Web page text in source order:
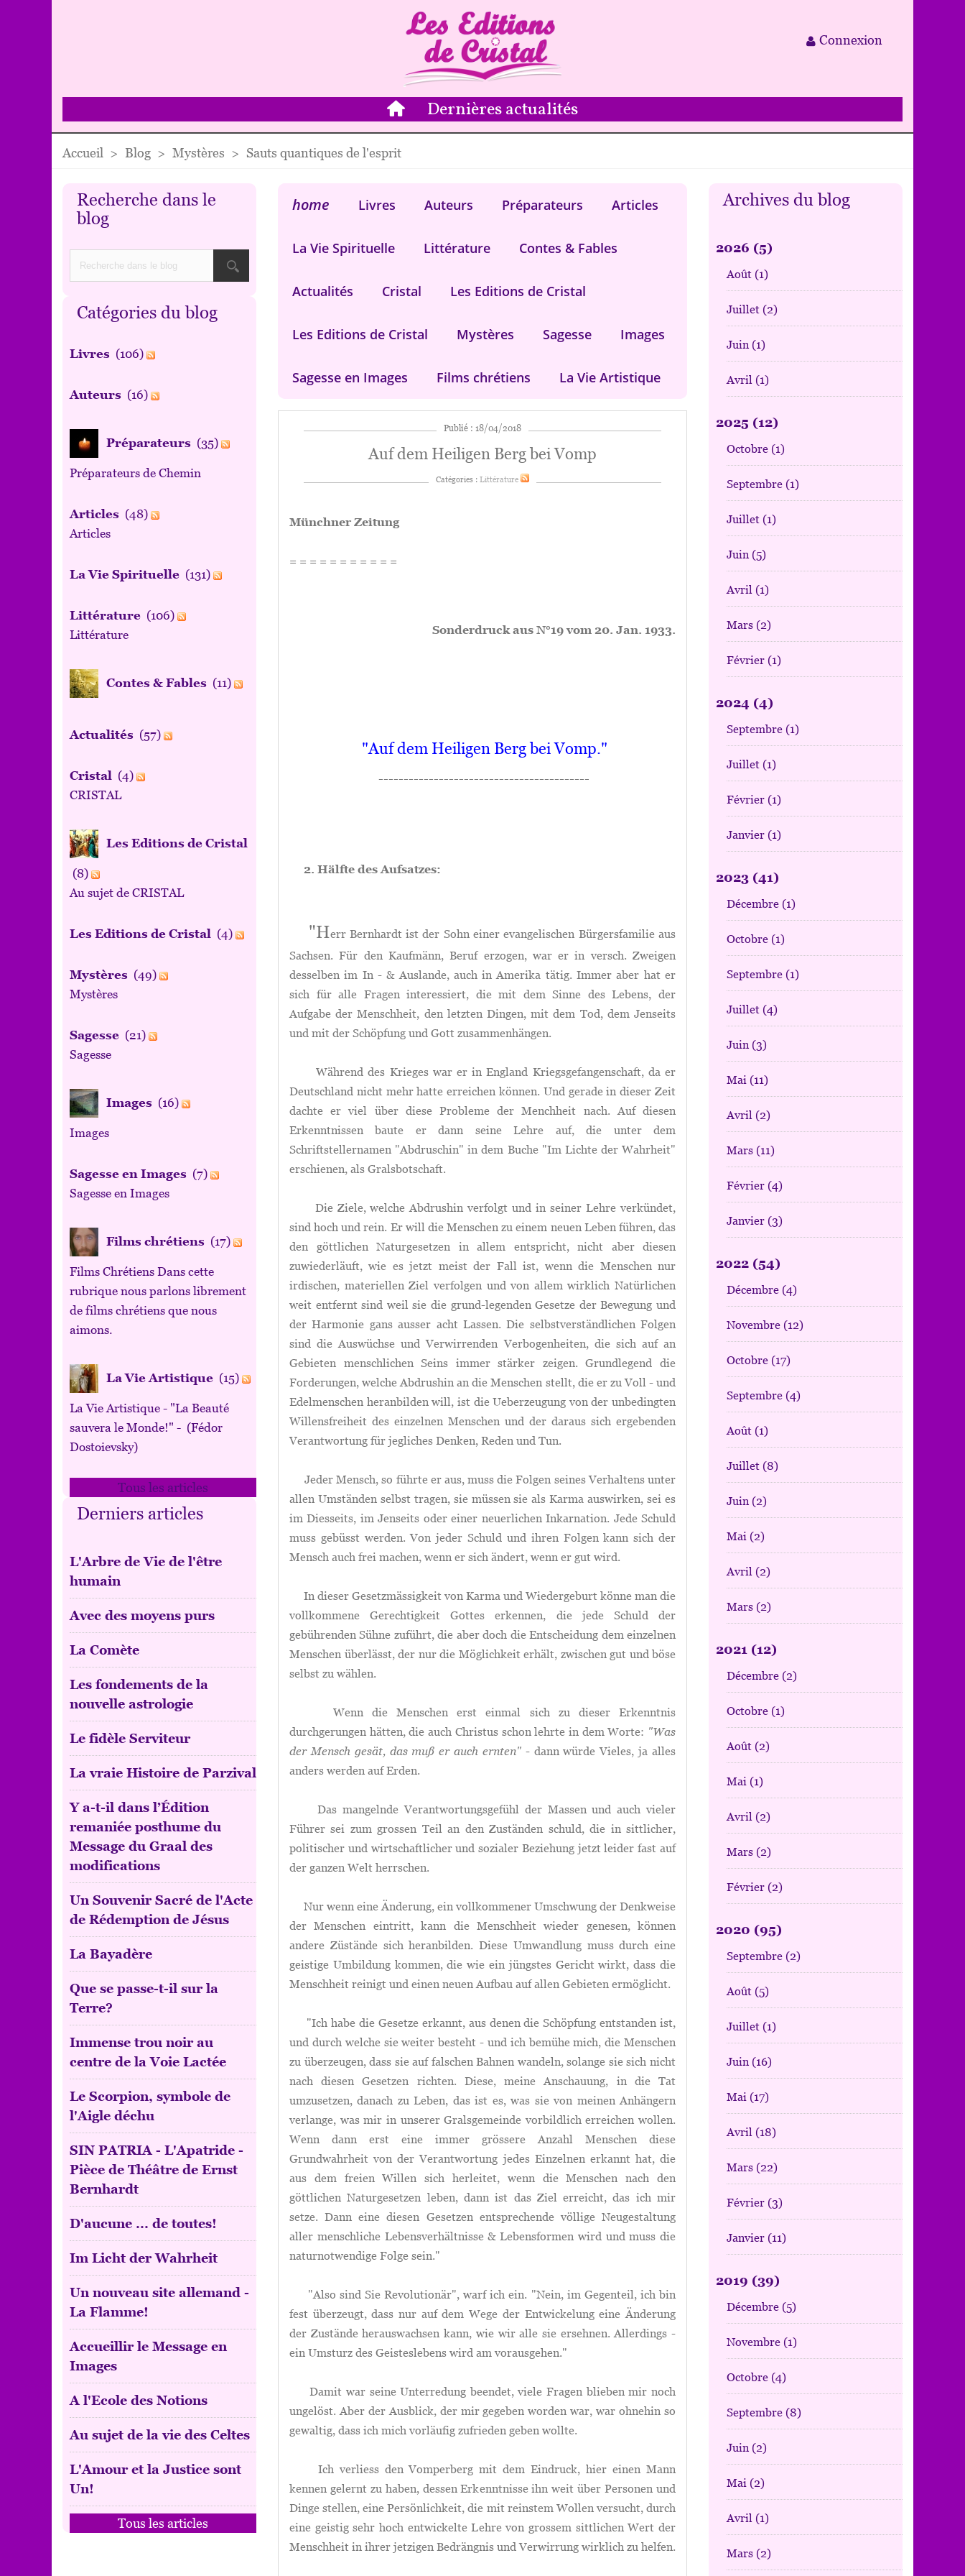
Connexion
Dernières actualités
Accueil > Blog > Mystères > Sauts quantiques de l'esprit
Recherche dans le
blog
Catégories du blog
Livres (106)
Auteurs (16)
Préparateurs (35)
Préparateurs de Chemin
Articles (48)
Articles
La Vie Spirituelle (131)
Littérature (106)
Littérature
Contes & Fables (11)
Actualités (57)
Cristal (4)
CRISTAL
Les Editions de Cristal
(8)
Au sujet de CRISTAL
Les Editions de Cristal (4)
Mystères (49)
Mystères
Sagesse (21)
Sagesse
Images (16)
Images
Sagesse en Images (7)
Sagesse en Images
Films chrétiens (17)
Films Chrétiens Dans cette
rubrique nous parlons librement
de films chrétiens que nous
aimons.
La Vie Artistique (15)
La Vie Artistique - "La Beauté
sauvera le Monde!" - (Fédor
Dostoievsky)
Tous les articles
Derniers articles
L'Arbre de Vie de l'être
humain
Avec des moyens purs
La Comète
Les fondements de la
nouvelle astrologie
Le fidèle Serviteur
La vraie Histoire de Parzival
Y a-t-il dans l’Édition
remaniée posthume du
Message du Graal des
modifications
Un Souvenir Sacré de l'Acte
de Rédemption de Jésus
La Bayadère
Que se passe-t-il sur la
Terre?
Immense trou noir au
centre de la Voie Lactée
Le Scorpion, symbole de
l'Aigle déchu
SIN PATRIA - L'Apatride -
Pièce de Théâtre de Ernst
Bernhardt
D'aucune ... de toutes!
Im Licht der Wahrheit
Un nouveau site allemand -
La Flamme!
Accueillir le Message en
Images
A l'Ecole des Notions
Au sujet de la vie des Celtes
L'Amour et la Justice sont
Un!
Tous les articles
Archives du blog
2026 (5)
Août (1)
Juillet (2)
Juin (1)
Avril (1)
2025 (12)
Octobre (1)
Septembre (1)
Juillet (1)
Juin (5)
Avril (1)
Mars (2)
Février (1)
2024 (4)
Septembre (1)
Juillet (1)
Février (1)
Janvier (1)
2023 (41)
Décembre (1)
Octobre (1)
Septembre (1)
Juillet (4)
Juin (3)
Mai (11)
Avril (2)
Mars (11)
Février (4)
Janvier (3)
2022 (54)
Décembre (4)
Novembre (12)
Octobre (17)
Septembre (4)
Août (1)
Juillet (8)
Juin (2)
Mai (2)
Avril (2)
Mars (2)
2021 (12)
Décembre (2)
Octobre (1)
Août (2)
Mai (1)
Avril (2)
Mars (2)
Février (2)
2020 (95)
Septembre (2)
Août (5)
Juillet (1)
Juin (16)
Mai (17)
Avril (18)
Mars (22)
Février (3)
Janvier (11)
2019 (39)
Décembre (5)
Novembre (1)
Octobre (4)
Septembre (8)
Juin (2)
Mai (2)
Avril (1)
Mars (2)
home Livres Auteurs Préparateurs Articles
La Vie Spirituelle Littérature Contes & Fables
Actualités Cristal Les Editions de Cristal
Les Editions de Cristal Mystères Sagesse Images
Sagesse en Images Films chrétiens La Vie Artistique
Publié : 18/04/2018
Auf dem Heiligen Berg bei Vomp
Catégories : Littérature
Münchner Zeitung
= = = = = = = = = = =
Sonderdruck aus N°19 vom 20. Jan. 1933.
"Auf dem Heiligen Berg bei Vomp."
------------------------------------------
2. Hälfte des Aufsatzes:
"Herr Bernhardt ist der Sohn einer evangelischen Bürgersfamilie aus
Sachsen. Für den Kaufmänn, Beruf erzogen, war er in versch. Zweigen
desselben im In - & Auslande, auch in Amerika tätig. Immer aber hat er
sich für alle Fragen interessiert, die mit dem Sinne des Lebens, der
Aufgabe der Menschheit, den letzten Dingen, mit dem Tod, dem Jenseits
und mit der Schöpfung und Gott zusammenhängen.
Während des Krieges war er in England Kriegsgefangenschaft, da er
Deutschland nicht mehr hatte erreichen können. Und gerade in dieser Zeit
dachte er viel über diese Probleme der Menchheit nach. Auf diesen
Erkenntnissen baute er dann seine Lehre auf, die unter dem
Schriftstellernamen "Abdruschin" in dem Buche "Im Lichte der Wahrheit"
erschienen, als Gralsbotschaft.
Die Ziele, welche Abdrushin verfolgt und in seiner Lehre verkündet,
sind hoch und rein. Er will die Menschen zu einem neuen Leben führen, das
den göttlichen Naturgesetzen in allem entspricht, nicht aber diesen
zuwiederläuft, wie es jetzt meist der Fall ist, wenn die Menschen nur
irdischen, materiellen Ziel verfolgen und von allem wirklich Natürlichen
weit entfernt sind weil sie die grund-legenden Gesetze der Bewegung und
der Harmonie gans ausser acht Lassen. Die selbstverständlichen Folgen
sind die Auswüchse und Verwirrenden Verbogenheiten, die sich auf an
Gebieten menschlichen Seins immer stärker zeigen. Grundlegend die
Forderungen, welche Abdrushin an die Menschen stellt, die er zu Voll - und
Edelmenschen heranbilden will, ist die Ueberzeugung von der unbedingten
Willensfreiheit des einzelnen Menschen und der daraus sich ergebenden
Verantwortung für jegliches Denken, Reden und Tun.
Jeder Mensch, so führte er aus, muss die Folgen seines Verhaltens unter
allen Umständen selbst tragen, sie müssen sie als Karma auswirken, sei es
im Diesseits, im Jenseits oder einer neuerlichen Inkarnation. Jede Schuld
muss gebüsst werden. Von jeder Schuld und ihren Folgen kann sich der
Mensch auch frei machen, wenn er sich ändert, wenn er gut wird.
In dieser Gesetzmässigkeit von Karma und Wiedergeburt könne man die
vollkommene Gerechtigkeit Gottes erkennen, die jede Schuld der
gebührenden Sühne zuführt, die aber doch die Entscheidung dem einzelnen
Menschen überlässt, der nur die Möglichkeit erhält, zwischen gut und böse
selbst zu wählen.
Wenn die Menschen erst einmal sich zu dieser Erkenntnis
durchgerungen hätten, die auch Christus schon lehrte in dem Worte: "Was
der Mensch gesät, das muß er auch ernten"- dann würde Vieles, ja alles
anders werden auf Erden.
Das mangelnde Verantwortungsgefühl der Massen und auch vieler
Führer sei zum grossen Teil an den Zuständen schuld, die in sittlicher,
politischer und wirtschaftlicher und sozialer Beziehung jetzt leider fast auf
der ganzen Welt herrschen.
Nur wenn eine Änderung, ein vollkommener Umschwung der Denkweise
der Menschen eintritt, kann die Menschheit wieder genesen, können
andere Züstände sich heranbilden. Diese Umwandlung muss durch eine
geistige Umbildung kommen, die wie ein jüngstes Gericht wirkt, dass die
Menschheit reinigt und einen neuen Aufbau auf allen Gebieten ermöglicht.
"Ich habe die Gesetze erkannt, aus denen die Schöpfung entstanden ist,
und durch welche sie weiter besteht - und ich bemühe mich, die Menschen
zu überzeugen, dass sie auf falschen Bahnen wandeln, solange sie sich nicht
nach diesen Gesetzen richten. Diese, meine Anschauung, in die Tat
umzusetzen, danach zu Leben, das ist es, was sie von meinen Anhängern
verlange, was mir in unserer Gralsgemeinde vorbildlich erreichen wollen.
Wenn dann erst eine immer grössere Anzahl Menschen diese
Grundwahrheit von der Verantwortung jedes Einzelnen erkannt hat, die
aus dem freien Willen sich herleitet, wenn die Menschen nach den
göttlichen Naturgesetzen leben, dann ist das Ziel erreicht, das ich mir
setze. Dann eine diesen Gesetzen entsprechende völlige Neugestaltung
aller menschliche Lebensverhältnisse & Lebensformen wird und muss die
naturnotwendige Folge sein."
"Also sind Sie Revolutionär", warf ich ein. "Nein, im Gegenteil, ich bin
fest überzeugt, dass nur auf dem Wege der Entwickelung eine Änderung
der Zustände herauswachsen kann, wie wir alle sie ersehnen. Allerdings -
ein Umsturz des Geisteslebens wird am vorausgehen."
Damit war seine Unterredung beendet, viele Fragen blieben mir noch
ungelöst. Aber der Ausblick, der mir gegeben worden war, war ohnehin so
gewaltig, dass ich mich vorläufig zufrieden geben wollte.
Ich verliess den Vomperberg mit dem Eindruck, hier einen Mann
kennen gelernt zu haben, dessen Erkenntnisse ihn weit über Personen und
Dinge stellen, eine Persönlichkeit, die mit reinstem Wollen versucht, durch
eine geistig sehr hoch entwickelte Lehre von grossem sittlichen Wert der
Menschheit in ihrer jetzigen Bedrängnis und Verwirrung wirklich zu helfen.